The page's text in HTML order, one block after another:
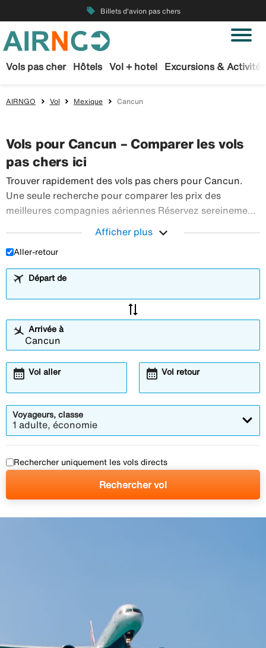
local_offer Billets d'avion pas chers
Vols pas cher Hôtels Vol + hotel Excursions & Activités
AIRNGO Vol Mexique Cancun
Vols pour Cancun – Comparer les vols
pas chers ici
Trouver rapidement des vols pas chers pour Cancun.
Une seule recherche pour comparer les prix des
meilleures compagnies aériennes Réservez sereinement
étendue de voyages en avion à destination du monde
entier.Trouver rapidement des vols pas chers pour
Afficher plus expand_more
Aller-retour
Départ de
sync_alt
Arrivée à
Vol aller
calendar_month Vol retour
calendar_month
Voyageurs, classe
1 adulte, économie
Rechercher uniquement les vols directs
Rechercher vol